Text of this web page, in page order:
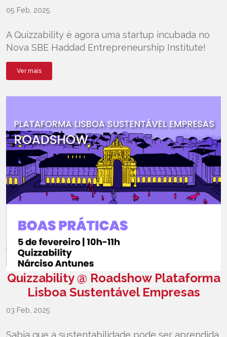
05 Feb, 2025
A Quizzability é agora uma startup incubada no
Nova SBE Haddad Entrepreneurship Institute!
Ver mais
Quizzability @ Roadshow Plataforma
Lisboa Sustentável Empresas
03 Feb, 2025
Sabia que a sustentabilidade pode ser aprendida